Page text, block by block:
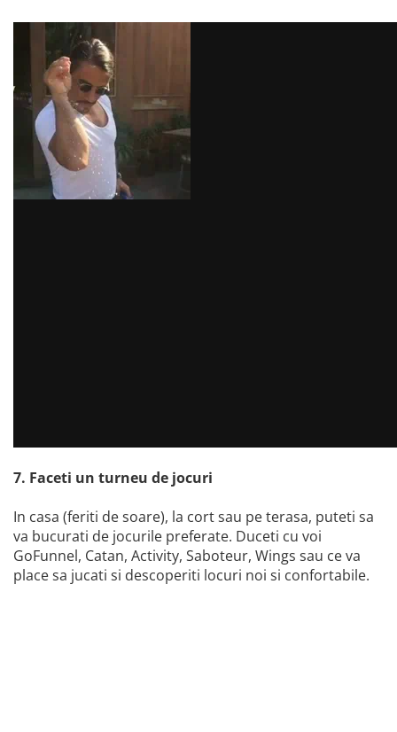
7. Faceti un turneu de jocuri
In casa (feriti de soare), la cort sau pe terasa, puteti sa
va bucurati de jocurile preferate. Duceti cu voi
GoFunnel, Catan, Activity, Saboteur, Wings sau ce va
place sa jucati si descoperiti locuri noi si confortabile.